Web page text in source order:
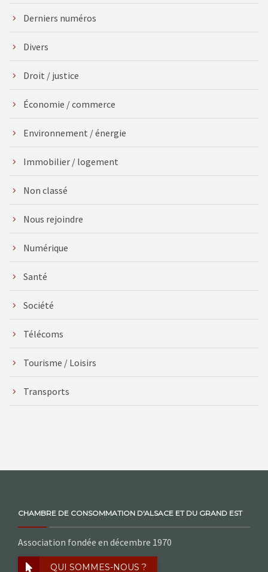
Derniers numéros
Divers
Droit / justice
Économie / commerce
Environnement / énergie
Immobilier / logement
Non classé
Nous rejoindre
Numérique
Santé
Société
Télécoms
Tourisme / Loisirs
Transports
CHAMBRE DE CONSOMMATION D'ALSACE ET DU GRAND EST
Association fondée en décembre 1970
QUI SOMMES-NOUS ?